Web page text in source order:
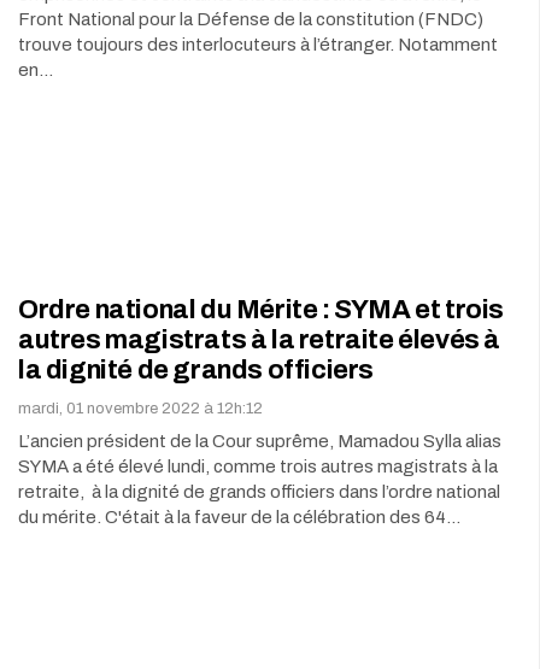
Front National pour la Défense de la constitution (FNDC)
trouve toujours des interlocuteurs à l’étranger. Notamment
en…
Ordre national du Mérite : SYMA et trois
autres magistrats à la retraite élevés à
la dignité de grands officiers
mardi, 01 novembre 2022 à 12h:12
L’ancien président de la Cour suprême, Mamadou Sylla alias
SYMA a été élevé lundi, comme trois autres magistrats à la
retraite, à la dignité de grands officiers dans l’ordre national
du mérite. C'était à la faveur de la célébration des 64…